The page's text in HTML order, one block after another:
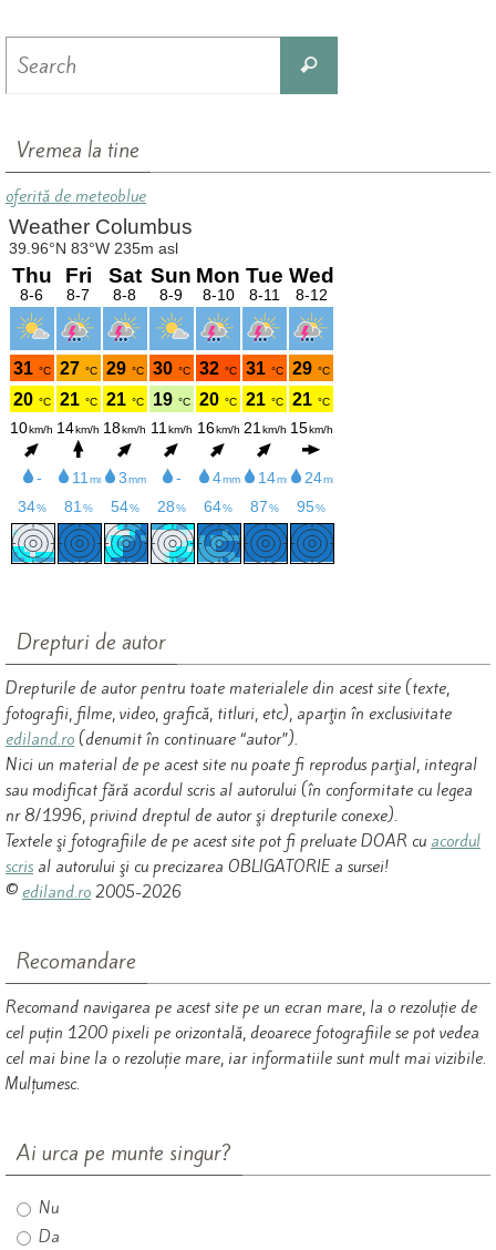
Search
Vremea la tine
oferită de meteoblue
Drepturi de autor
Drepturile de autor pentru toate materialele din acest site (texte,
fotografii, filme, video, grafică, titluri, etc), aparţin în exclusivitate
ediland.ro (denumit în continuare “autor”).
Nici un material de pe acest site nu poate fi reprodus parţial, integral
sau modificat fără acordul scris al autorului (în conformitate cu legea
nr 8/1996, privind dreptul de autor şi drepturile conexe).
Textele şi fotografiile de pe acest site pot fi preluate DOAR cu acordul
scris al autorului şi cu precizarea OBLIGATORIE a sursei!
© ediland.ro 2005-2026
Recomandare
Recomand navigarea pe acest site pe un ecran mare, la o rezoluție de
cel puțin 1200 pixeli pe orizontală, deoarece fotografiile se pot vedea
cel mai bine la o rezoluție mare, iar informatiile sunt mult mai vizibile.
Mulțumesc.
Ai urca pe munte singur?
Nu
Da